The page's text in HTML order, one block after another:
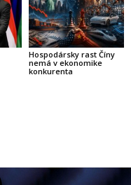
Hospodársky rast Číny
nemá v ekonomike
konkurenta